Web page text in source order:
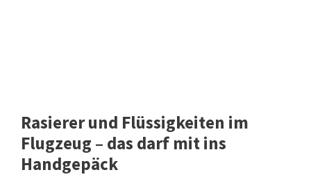
Rasierer und Flüssigkeiten im
Flugzeug – das darf mit ins
Handgepäck